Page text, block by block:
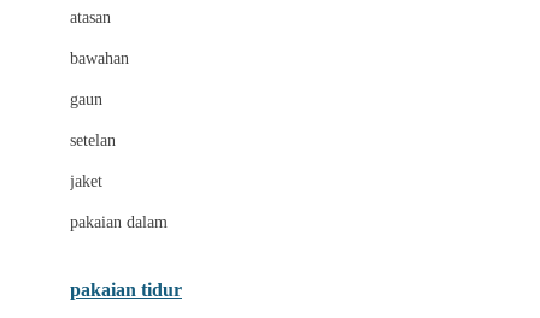
Drew
atasan
bawahan
gaun
setelan
jaket
pakaian dalam
pakaian tidur